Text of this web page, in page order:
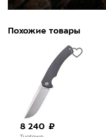
Похожие товары
8 240 ₽